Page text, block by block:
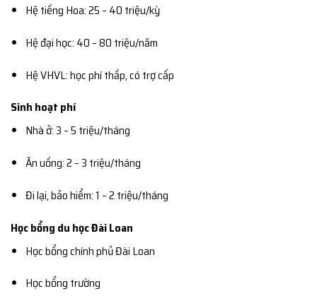
Hệ tiếng Hoa: 25 – 40 triệu/kỳ
Hệ đại học: 40 – 80 triệu/năm
Hệ VHVL: học phí thấp, có trợ cấp
Sinh hoạt phí
Nhà ở: 3 – 5 triệu/tháng
Ăn uống: 2 – 3 triệu/tháng
Đi lại, bảo hiểm: 1 – 2 triệu/tháng
Học bổng du học Đài Loan
Học bổng chính phủ Đài Loan
Học bổng trường